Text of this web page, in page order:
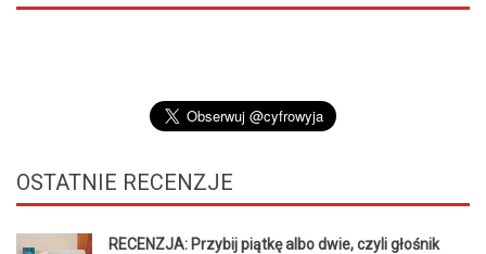
OSTATNIE RECENZJE
RECENZJA: Przybij piątkę albo dwie, czyli głośnik